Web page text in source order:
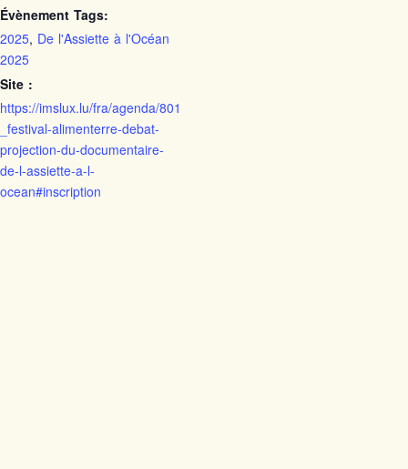
Évènement Tags:
2025, De l'Assiette à l'Océan
2025
Site :
https://imslux.lu/fra/agenda/801
_festival-alimenterre-debat-
projection-du-documentaire-
de-l-assiette-a-l-
ocean#inscription